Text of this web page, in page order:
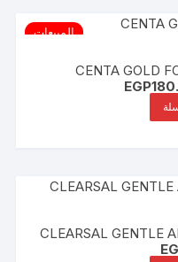
المبيعات
CENTA GOLD
EGPالسعر
CLEARSAL GENTLE